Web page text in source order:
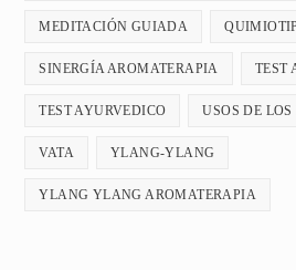
MEDITACIÓN GUIADA
SINERGÍA AROMATERAPIA TEST
TEST AYURVEDICO USOS DE
VATA YLANG-YLANG
YLANG YLANG AROMATERAPIA